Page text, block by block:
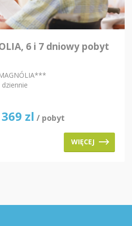
6 i 7 dniowy pobyt
dziennie
zl / pobyt
WIĘCEJ